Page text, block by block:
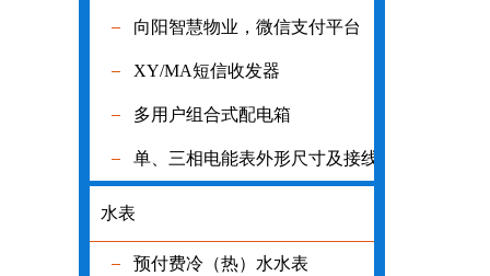
向阳智慧物业，微信支付平台
XY/MA短信收发器
多用户组合式配电箱
单、三相电能表外形尺寸及接线图
水表
预付费冷（热）水水表